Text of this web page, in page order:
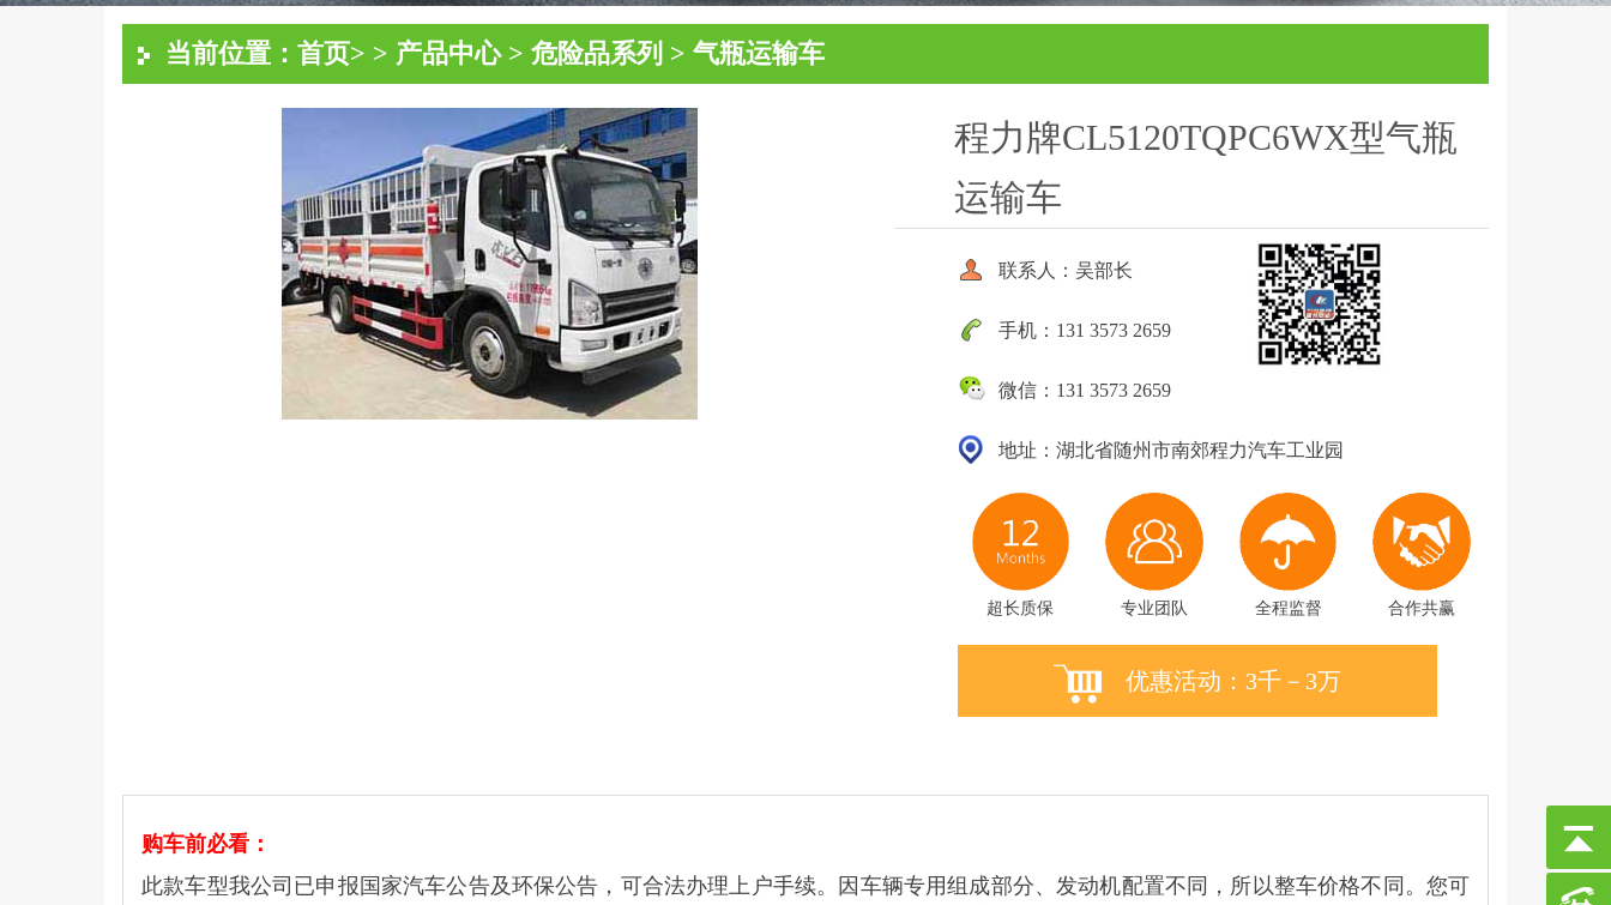
当前位置： 首页> > 产品中心> 危险品系列 > 气瓶运输车
程力牌CL5120TQPC6WX型气瓶
运输车
联系人：吴部长
手机：131 3573 2659
微信：131 3573 2659
地址：湖北省随州市南郊程力汽车工业园
超长质保 专业团队 全程监督 合作共赢
优惠活动：3千－3万
购车前必看：
此款车型我公司已申报国家汽车公告及环保公告，可合法办理上户手续。因车辆专用组成部分、发动机配置不同，所以整车价格不同。您可